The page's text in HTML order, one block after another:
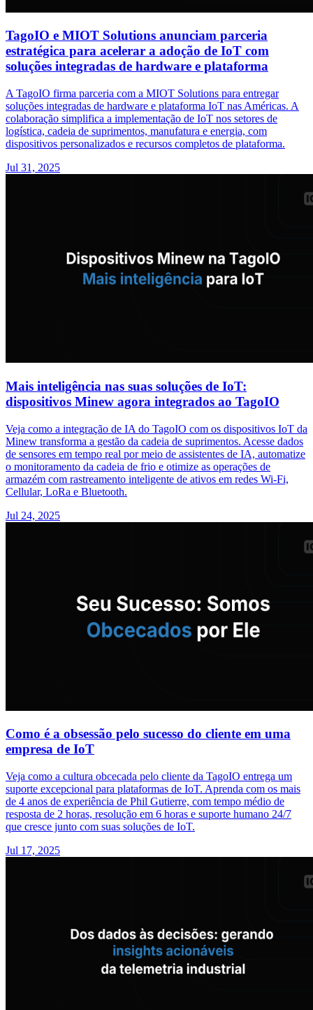
TagoIO e MIOT Solutions anunciam parceria
estratégica para acelerar a adoção de IoT com
soluções integradas de hardware e plataforma
A TagoIO firma parceria com a MIOT Solutions para entregar
soluções integradas de hardware e plataforma IoT nas Américas. A
colaboração simplifica a implementação de IoT nos setores de
logística, cadeia de suprimentos, manufatura e energia, com
dispositivos personalizados e recursos completos de plataforma.
Jul 31, 2025
Mais inteligência nas suas soluções de IoT:
dispositivos Minew agora integrados ao TagoIO
Veja como a integração de IA do TagoIO com os dispositivos IoT da
Minew transforma a gestão da cadeia de suprimentos. Acesse dados
de sensores em tempo real por meio de assistentes de IA, automatize
o monitoramento da cadeia de frio e otimize as operações de
armazém com rastreamento inteligente de ativos em redes Wi-Fi,
Cellular, LoRa e Bluetooth.
Jul 24, 2025
Como é a obsessão pelo sucesso do cliente em uma
empresa de IoT
Veja como a cultura obcecada pelo cliente da TagoIO entrega um
suporte excepcional para plataformas de IoT. Aprenda com os mais
de 4 anos de experiência de Phil Gutierre, com tempo médio de
resposta de 2 horas, resolução em 6 horas e suporte humano 24/7
que cresce junto com suas soluções de IoT.
Jul 17, 2025